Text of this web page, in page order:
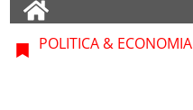
POLITICA & ECONOMIA